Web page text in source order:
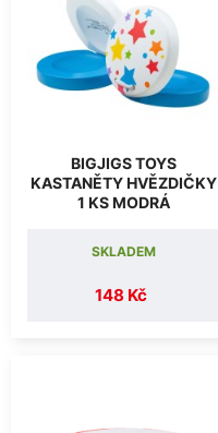
BIGJIGS TOYS
KASTANĚTY HVĚZDIČKY
1 KS MODRÁ
148 Kč
SKLADEM